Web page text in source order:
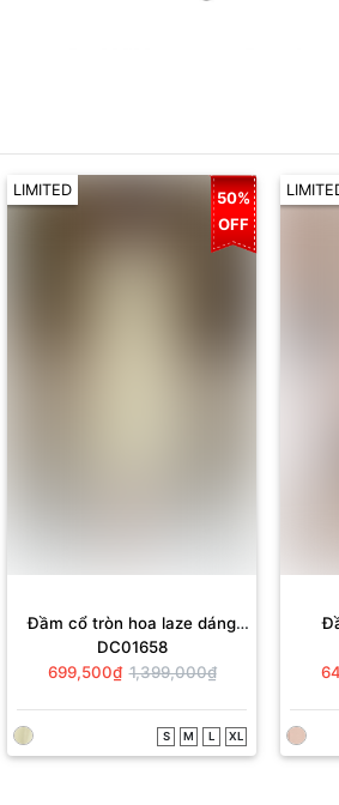
LIMITED
50%
OFF
Đầm cổ tròn hoa laze dáng
xuông
DC01658
699,500₫ 1,399,000₫
S M L XL